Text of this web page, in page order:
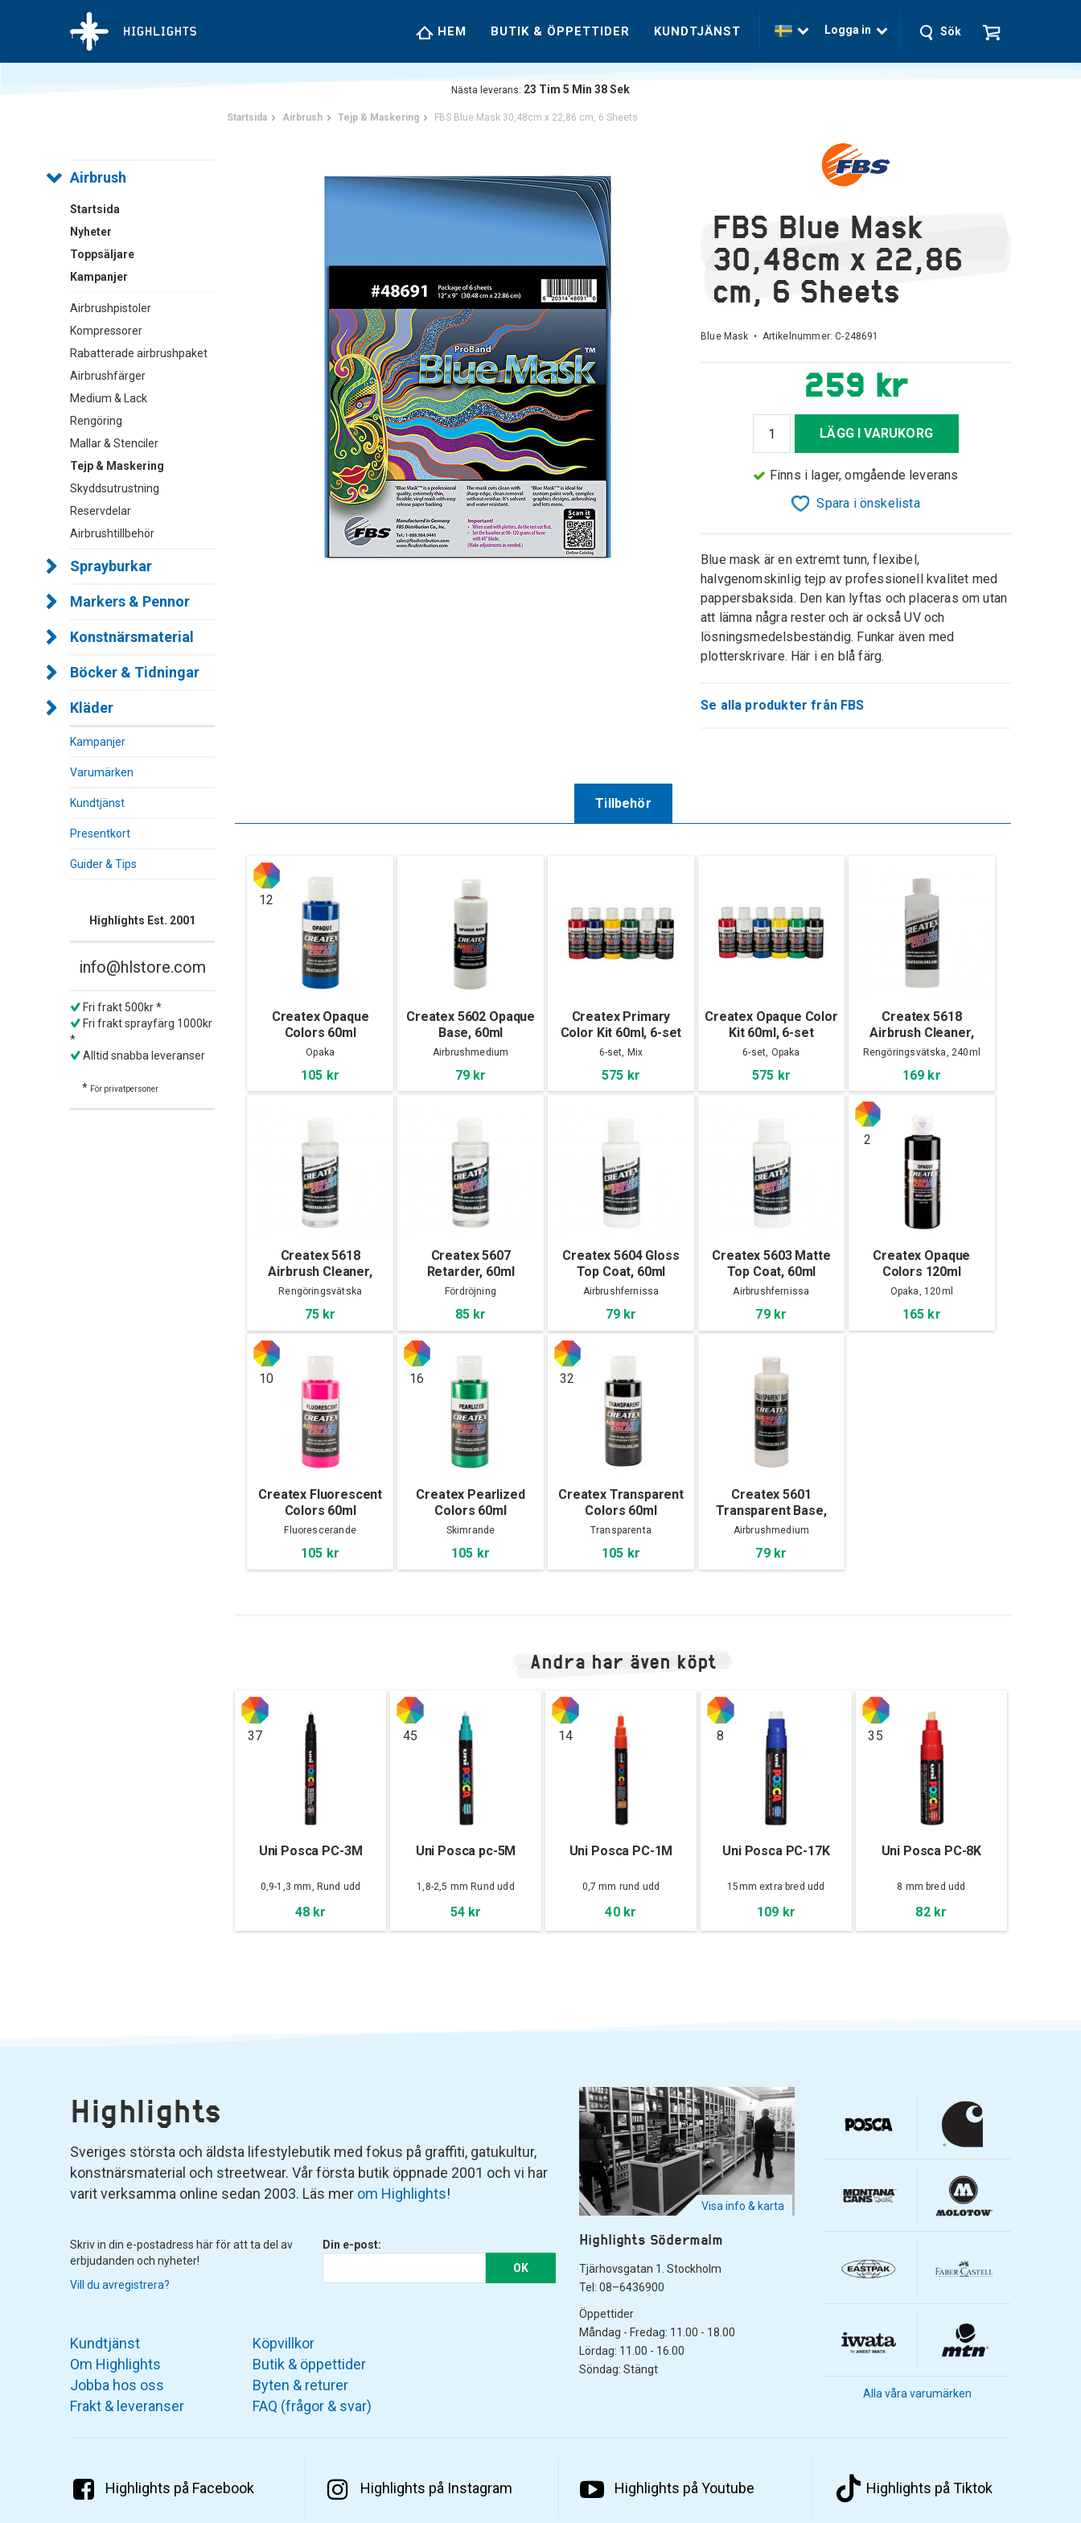
HEM BUTIK & ÖPPETTIDER KUNDTJÄNST Logga in Sök
Nästa leverans: 23 Tim 5 Min 37Sek
Airbrush
Startsida
Nyheter
Toppsäljare
Kampanjer
Airbrushpistoler
Kompressorer
Rabatterade airbrushpaket
Airbrushfärger
Medium & Lack
Rengöring
Mallar & Stenciler
Tejp & Maskering
Skyddsutrustning
Reservdelar
Airbrushtillbehör
Sprayburkar
Markers & Pennor
Konstnärsmaterial
Böcker & Tidningar
Kläder
Kampanjer
Varumärken
Kundtjänst
Presentkort
Guider & Tips
Highlights Est. 2001
info@hlstore.com
Fri frakt 500kr *
Fri frakt sprayfärg 1000kr
*
Alltid snabba leveranser
* För privatpersoner
Startsida Airbrush Tejp & Maskering FBS Blue Mask 30,48cm x 22,86 cm, 6 Sheets
FBS Blue Mask
30,48cm x 22,86
cm, 6 Sheets
Blue Mask • Artikelnummer:C-248691
259 kr
LÄGG I VARUKORG
Finns i lager, omgående leverans
Spara i önskelista
Blue mask är en extremt tunn, flexibel,
halvgenomskinlig tejp av professionell kvalitet med
pappersbaksida. Den kan lyftas och placeras om utan
att lämna några rester och är också UV och
lösningsmedelsbeständig. Funkar även med
plotterskrivare. Här i en blå färg.
Se alla produkter från FBS
Tillbehör
12
Createx Opaque
Colors 60ml
Opaka
105 kr
Createx 5602 Opaque
Base, 60ml
Airbrushmedium
79 kr
Createx Primary
Color Kit 60ml, 6-set
6-set, Mix
575 kr
Createx Opaque Color
Kit 60ml, 6-set
6-set, Opaka
575 kr
Createx 5618
Airbrush Cleaner,
240ml
Rengöringsvätska, 240ml
169 kr
Createx 5618
Airbrush Cleaner,
60ml
Rengöringsvätska
75 kr
Createx 5607
Retarder, 60ml
Fördröjning
85 kr
Createx 5604 Gloss
Top Coat, 60ml
Airbrushfernissa
79 kr
Createx 5603 Matte
Top Coat, 60ml
Airbrushfernissa
79 kr
2
Createx Opaque
Colors 120ml
Opaka, 120ml
165 kr
10
Createx Fluorescent
Colors 60ml
Fluorescerande
105 kr
16
Createx Pearlized
Colors 60ml
Skimrande
105 kr
32
Createx Transparent
Colors 60ml
Transparenta
105 kr
Createx 5601
Transparent Base,
60ml
Airbrushmedium
79 kr
Andra har även köpt
37
Uni Posca PC-3M
0,9-1,3 mm, Rund udd
48 kr
45
Uni Posca pc-5M
1,8-2,5 mm Rund udd
54 kr
14
Uni Posca PC-1M
0,7 mm rund udd
40 kr
8
Uni Posca PC-17K
15mm extra bred udd
109 kr
35
Uni Posca PC-8K
8 mm bred udd
82 kr
Highlights
Sveriges största och äldsta lifestylebutik med fokus på graffiti, gatukultur,
konstnärsmaterial och streetwear. Vår första butik öppnade 2001 och vi har
varit verksamma online sedan 2003. Läs mer om Highlights!
Skriv in din e-postadress här för att ta del av
erbjudanden och nyheter!
Vill du avregistrera?
Din e-post:
OK
Visa info & karta
Highlights Södermalm
Tjärhovsgatan 1. Stockholm
Tel: 08–6436900
Öppettider
Måndag - Fredag: 11.00 - 18.00
Lördag: 11.00 - 16.00
Söndag: Stängt
Kundtjänst
Om Highlights
Jobba hos oss
Frakt & leveranser
Köpvillkor
Butik & öppettider
Byten & returer
FAQ (frågor & svar)
Alla våra varumärken
Highlights på Facebook Highlights på Instagram Highlights på Youtube Highlights på Tiktok